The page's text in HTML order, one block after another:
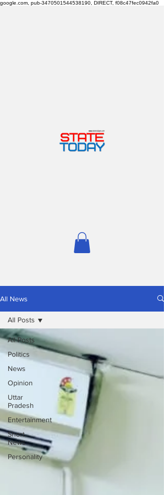
google.com, pub-3470501544538190, DIRECT, f08c47fec0942fa0
All News
All Posts
Politics
News
Opinion
Uttar
Pradesh
Entertainment
Short
News
Personality
All Posts